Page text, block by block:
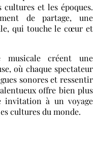
cultures et les époques.
de partage, une
qui touche le cœur et
créent une
où chaque spectateur
sonores et ressentir
offre bien plus
invitation à un voyage
cultures du monde.